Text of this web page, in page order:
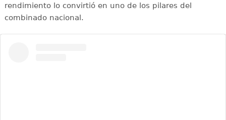
rendimiento lo convirtió en uno de los pilares del
combinado nacional.